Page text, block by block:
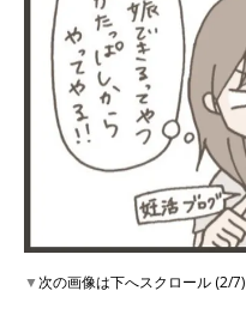
▼次の画像は下へスクロール (2/7)